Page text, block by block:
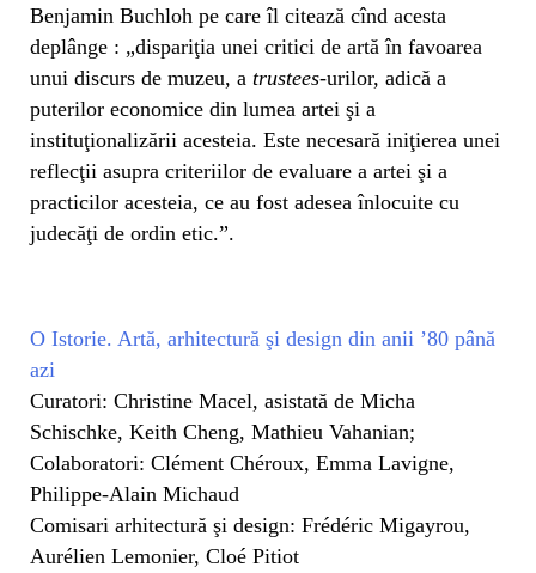
Benjamin Buchloh pe care îl citează cînd acesta
deplânge : „dispariţia unei critici de artă în favoarea
unui discurs de muzeu, a trustees-urilor, adică a
puterilor economice din lumea artei şi a
instituţionalizării acesteia. Este necesară iniţierea unei
reflecţii asupra criteriilor de evaluare a artei şi a
practicilor acesteia, ce au fost adesea înlocuite cu
judecăţi de ordin etic.”.
O Istorie. Artă, arhitectură şi design din anii ’80 până
azi
Curatori: Christine Macel, asistată de Micha
Schischke, Keith Cheng, Mathieu Vahanian;
Colaboratori: Clément Chéroux, Emma Lavigne,
Philippe-Alain Michaud
Comisari arhitectură şi design: Frédéric Migayrou,
Aurélien Lemonier, Cloé Pitiot